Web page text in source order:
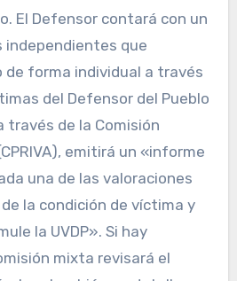
El Defensor contará con un
independientes que
de forma individual a través
del Defensor del Pueblo
través de la Comisión
emitirá un «informe
una de las valoraciones
la condición de víctima y
la UVDP». Si hay
mixta revisará el